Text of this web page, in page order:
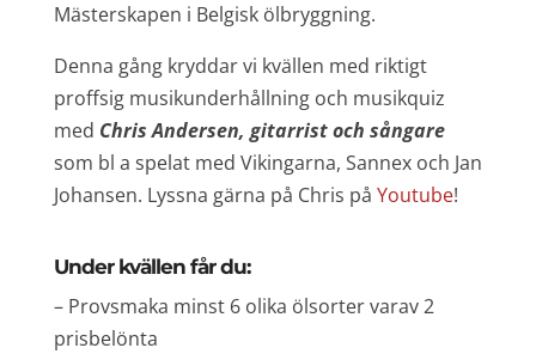
Mästerskapen i Belgisk ölbryggning.
Denna gång kryddar vi kvällen med riktigt
proffsig musikunderhållning och musikquiz
med Chris Andersen, gitarrist och sångare
som bl a spelat med Vikingarna, Sannex och Jan
Johansen. Lyssna gärna på Chris på Youtube!
Under kvällen får du:
– Provsmaka minst 6 olika ölsorter varav 2
prisbelönta